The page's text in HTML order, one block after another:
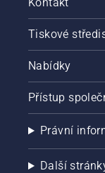
Tiskové
Nabídky
Přístup
Právní
Další